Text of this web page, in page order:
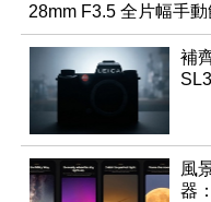
28mm F3.5 全片幅手
乾鏡
補
風
器